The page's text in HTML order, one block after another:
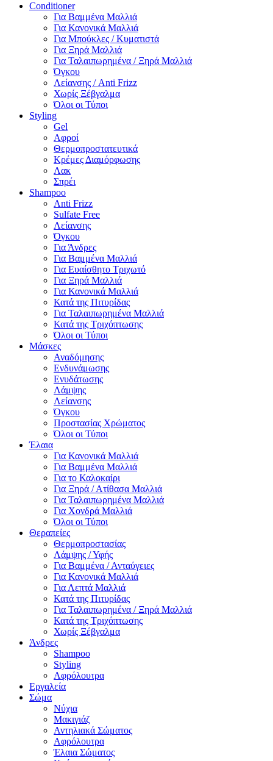
Conditioner
Για Βαμμένα Μαλλιά
Για Κανονικά Μαλλιά
Για Μπούκλες / Κυματιστά
Για Ξηρά Μαλλιά
Για Ταλαιπωρημένα / Ξηρά Μαλλιά
Όγκου
Λείανσης / Anti Frizz
Χωρίς Ξέβγαλμα
Όλοι οι Τύποι
Styling
Gel
Αφροί
Θερμοπροστατευτικά
Κρέμες Διαμόρφωσης
Λακ
Σπρέι
Shampoo
Anti Frizz
Sulfate Free
Λείανσης
Όγκου
Για Άνδρες
Για Βαμμένα Μαλλιά
Για Ευαίσθητο Τριχωτό
Για Ξηρά Μαλλιά
Για Κανονικά Μαλλιά
Κατά της Πιτυρίδας
Για Ταλαιπωρημένα Μαλλιά
Κατά της Τριχόπτωσης
Όλοι οι Τύποι
Μάσκες
Αναδόμησης
Ενδυνάμωσης
Ενυδάτωσης
Λάμψης
Λείανσης
Όγκου
Προστασίας Χρώματος
Όλοι οι Τύποι
Έλαια
Για Κανονικά Μαλλιά
Για Βαμμένα Μαλλιά
Για το Καλοκαίρι
Για Ξηρά / Ατίθασα Μαλλιά
Για Ταλαιπωρημένα Μαλλιά
Για Χονδρά Μαλλιά
Όλοι οι Τύποι
Θεραπείες
Θερμοπροστασίας
Λάμψης / Υφής
Για Βαμμένα / Ανταύγειες
Για Κανονικά Μαλλιά
Για Λεπτά Μαλλιά
Κατά της Πιτυρίδας
Για Ταλαιπωρημένα / Ξηρά Μαλλιά
Κατά της Τριχόπτωσης
Χωρίς Ξέβγαλμα
Άνδρες
Shampoo
Styling
Αφρόλουτρα
Εργαλεία
Σώμα
Νύχια
Μακιγιάζ
Αντηλιακά Σώματος
Αφρόλουτρα
Έλαια Σώματος